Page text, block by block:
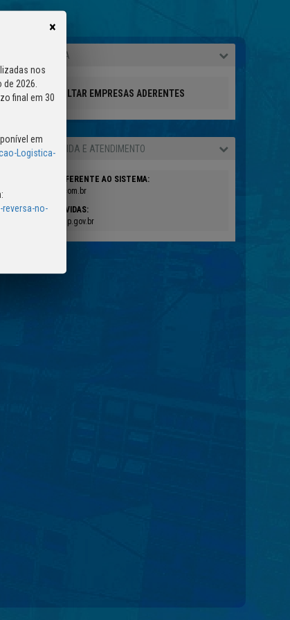
PÚBLICA
CONSULTAR EMPRESAS ADERENTES
DE DÚVIDA E ATENDIMENTO
ATENDIMENTO REFERENTE AO SISTEMA:
DÚVIDAS:
logistica.reversa@sp.gov.br
×
nos
2026.
final em 30
em
Logistica-
no-